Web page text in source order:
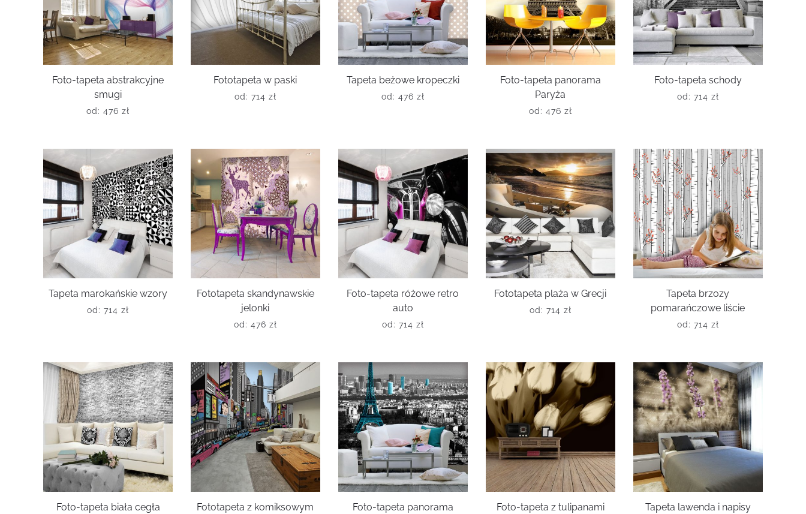
Foto-tapeta abstrakcyjne
smugi
od: 476 zł
Fototapeta w paski
od: 714 zł
Tapeta beżowe kropeczki
od: 476 zł
Foto-tapeta panorama
Paryża
od: 476 zł
Foto-tapeta schody
od: 714 zł
Tapeta marokańskie wzory
od: 714 zł
Fototapeta skandynawskie
jelonki
od: 476 zł
Foto-tapeta różowe retro
auto
od: 714 zł
Fototapeta plaża w Grecji
od: 714 zł
Tapeta brzozy
pomarańczowe liście
od: 714 zł
Foto-tapeta biała cegła
Fototapeta z komiksowym
Foto-tapeta panorama
Foto-tapeta z tulipanami Tapeta lawenda i napisy